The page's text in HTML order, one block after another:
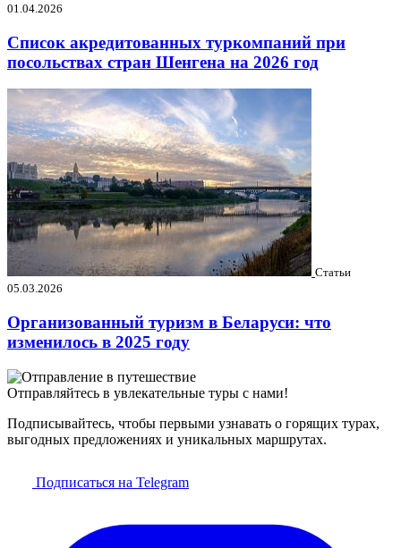
01.04.2026
Список акредитованных туркомпаний при
посольствах стран Шенгена на 2026 год
Статьи
05.03.2026
Организованный туризм в Беларуси: что
изменилось в 2025 году
Отправляйтесь в увлекательные туры с нами!
Подписывайтесь, чтобы первыми узнавать о горящих турах,
выгодных предложениях и уникальных маршрутах.
Подписаться на Telegram